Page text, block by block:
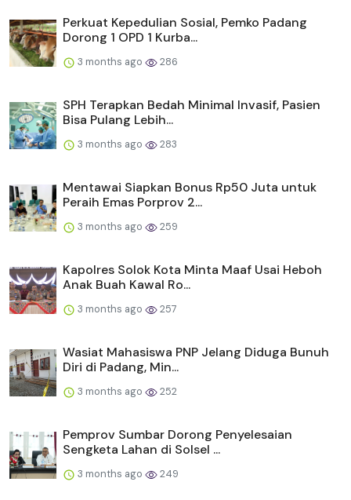
Perkuat Kepedulian Sosial, Pemko Padang
Dorong 1 OPD 1 Kurba...
3 months ago 286
SPH Terapkan Bedah Minimal Invasif, Pasien
Bisa Pulang Lebih...
3 months ago 283
Mentawai Siapkan Bonus Rp50 Juta untuk
Peraih Emas Porprov 2...
3 months ago 259
Kapolres Solok Kota Minta Maaf Usai Heboh
Anak Buah Kawal Ro...
3 months ago 257
Wasiat Mahasiswa PNP Jelang Diduga Bunuh
Diri di Padang, Min...
3 months ago 252
Pemprov Sumbar Dorong Penyelesaian
Sengketa Lahan di Solsel ...
3 months ago 249